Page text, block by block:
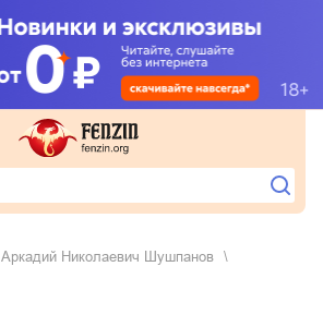
Аркадий Николаевич Шушпанов